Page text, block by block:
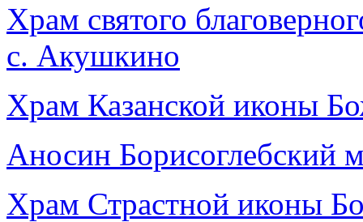
Храм святого
с. Акушкино
Храм Казанской иконы
Аносин Борисоглебский
Храм Страстной иконы